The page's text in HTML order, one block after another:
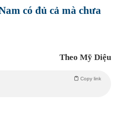
có đủ cả mà chưa
Theo Mỹ Diệu
Copy link